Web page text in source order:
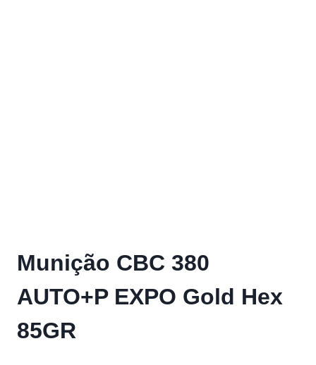
Munição CBC 380
AUTO+P EXPO Gold Hex
85GR